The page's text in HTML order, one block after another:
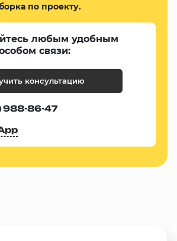
по проекту.
любым удобным
связи:
консультацию
988-86-47